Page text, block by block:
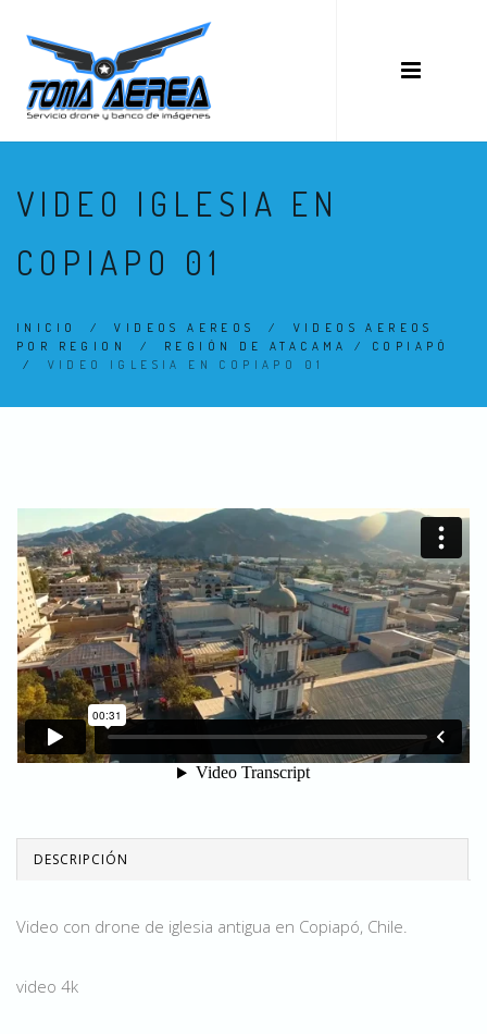
VIDEO IGLESIA EN
COPIAPO 01
INICIO /VIDEOS AEREOS / VIDEOS AEREOS
POR REGION
/ REGIÓN DE ATACAMA / COPIAPÓ
/ VIDEO IGLESIA EN COPIAPO 01
DESCRIPCIÓN
Video con drone de iglesia antigua en Copiapó, Chile.
video 4k